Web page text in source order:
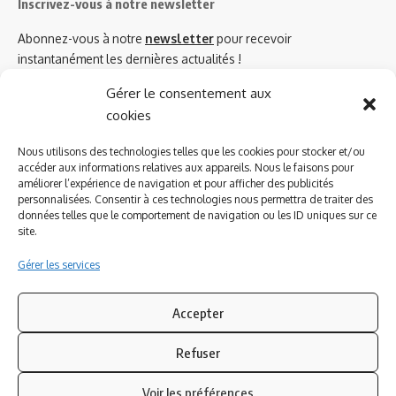
Gérer le consentement aux
cookies
Nous utilisons des technologies telles que les cookies pour stocker et/ou
accéder aux informations relatives aux appareils. Nous le faisons pour
améliorer l’expérience de navigation et pour afficher des publicités
personnalisées. Consentir à ces technologies nous permettra de traiter des
données telles que le comportement de navigation ou les ID uniques sur ce
site.
Gérer les services
Accepter
Refuser
Voir les préférences
Inscrivez-vous à notre newsletter
Abonnez-vous à notre newsletterpour recevoir
instantanément les dernières actualités !
Azinat.com TV soutient
Suivez-nous